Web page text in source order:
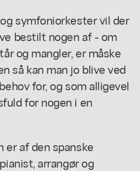
symfoniorkester vil der
bestilt nogen af - om
og mangler, er måske
så kan man jo blive ved
for, og som alligevel
for nogen i en
af den spanske
arrangør og